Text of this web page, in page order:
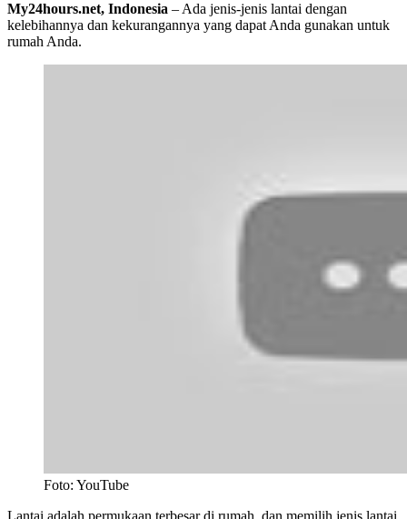
My24hours.net, Indonesia – Ada jenis-jenis lantai dengan
kelebihannya dan kekurangannya yang dapat Anda gunakan untuk
rumah Anda.
Foto: YouTube